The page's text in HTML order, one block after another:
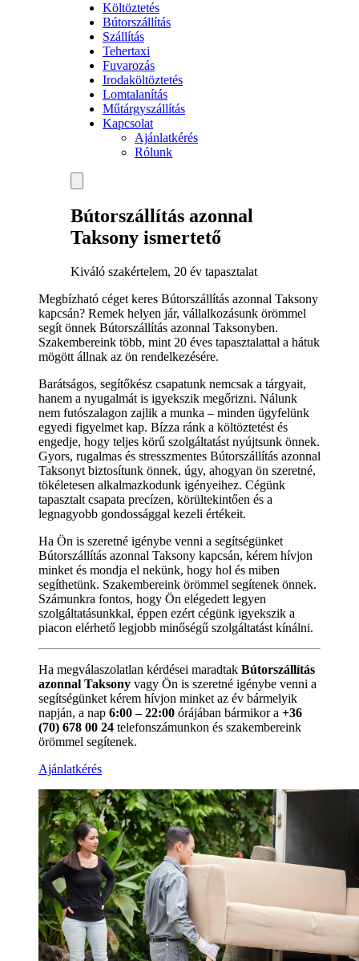
Költöztetés
Bútorszállítás
Szállítás
Tehertaxi
Fuvarozás
Irodaköltöztetés
Lomtalanítás
Műtárgyszállítás
Kapcsolat
Ajánlatkérés
Rólunk
Bútorszállítás azonnal
Taksony ismertető
Kiváló szakértelem, 20 év tapasztalat
Megbízható céget keres Bútorszállítás azonnal Taksony
kapcsán? Remek helyen jár, vállalkozásunk örömmel
segít önnek Bútorszállítás azonnal Taksonyben.
Szakembereink több, mint 20 éves tapasztalattal a hátuk
mögött állnak az ön rendelkezésére.
Barátságos, segítőkész csapatunk nemcsak a tárgyait,
hanem a nyugalmát is igyekszik megőrizni. Nálunk
nem futószalagon zajlik a munka – minden ügyfelünk
egyedi figyelmet kap. Bízza ránk a költöztetést és
engedje, hogy teljes körű szolgáltatást nyújtsunk önnek.
Gyors, rugalmas és stresszmentes Bútorszállítás azonnal
Taksonyt biztosítunk önnek, úgy, ahogyan ön szeretné,
tökéletesen alkalmazkodunk igényeihez. Cégünk
tapasztalt csapata precízen, körültekintően és a
legnagyobb gondossággal kezeli értékeit.
Ha Ön is szeretné igénybe venni a segítségünket
Bútorszállítás azonnal Taksony kapcsán, kérem hívjon
minket és mondja el nekünk, hogy hol és miben
segíthetünk. Szakembereink örömmel segítenek önnek.
Számunkra fontos, hogy Ön elégedett legyen
szolgáltatásunkkal, éppen ezért cégünk igyekszik a
piacon elérhető legjobb minőségű szolgáltatást kínálni.
Ha megválaszolatlan kérdései maradtak Bútorszállítás
azonnal Taksony vagy Ön is szeretné igénybe venni a
segítségünket kérem hívjon minket az év bármelyik
napján, a nap 6:00 – 22:00 órájában bármikor a +36
(70) 678 00 24 telefonszámunkon és szakembereink
örömmel segítenek.
Ajánlatkérés